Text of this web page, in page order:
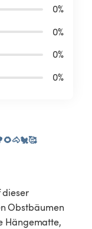
0%
0%
0%
0%
dieser
Obstbäumen
Hängematte,